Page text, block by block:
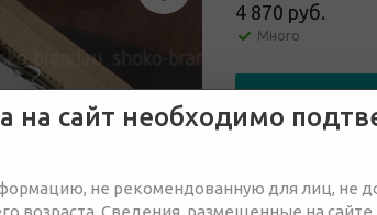
4 870 руб.
Много
Отправить
на сайт необходимо
не рекомендованную для лиц, не
возраста. Сведения, размещенные на сайте,